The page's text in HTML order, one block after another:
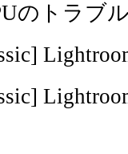
のトラブ